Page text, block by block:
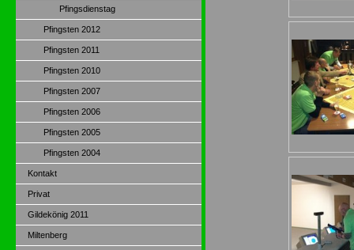
Pfingsdienstag
Pfingsten 2012
Pfingsten 2011
Pfingsten 2010
Pfingsten 2007
Pfingsten 2006
Pfingsten 2005
Pfingsten 2004
Kontakt
Privat
Gildekönig 2011
Miltenberg